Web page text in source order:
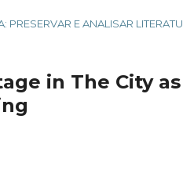
PRESERVAR E ANALISAR
in The City